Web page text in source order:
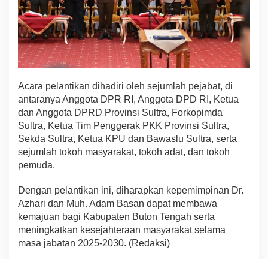
Acara pelantikan dihadiri oleh sejumlah pejabat, di
antaranya Anggota DPR RI, Anggota DPD RI, Ketua
dan Anggota DPRD Provinsi Sultra, Forkopimda
Sultra, Ketua Tim Penggerak PKK Provinsi Sultra,
Sekda Sultra, Ketua KPU dan Bawaslu Sultra, serta
sejumlah tokoh masyarakat, tokoh adat, dan tokoh
pemuda.
Dengan pelantikan ini, diharapkan kepemimpinan Dr.
Azhari dan Muh. Adam Basan dapat membawa
kemajuan bagi Kabupaten Buton Tengah serta
meningkatkan kesejahteraan masyarakat selama
masa jabatan 2025-2030. (Redaksi)